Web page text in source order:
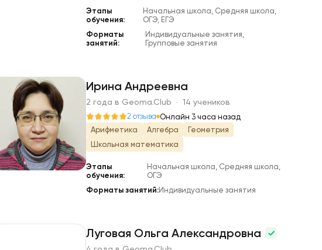
Этапы
обучения:
Начальная школа, Средняя школа,
ОГЭ, ЕГЭ
Форматы
занятий:
Индивидуальные занятия,
Групповые занятия
И
Ирина Андреевна
2 года в Geoma.Club · 14 учеников
2 отзыва Онлайн 3 часа назад
Арифметика
Алгебра
Геометрия
Школьная математика
Этапы
обучения:
Начальная школа, Средняя школа,
ОГЭ
Форматы занятий:Индивидуальные занятия
Луговая Ольга Александровна